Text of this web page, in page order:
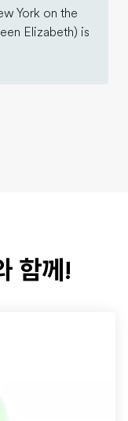
York on the
Elizabeth) is
함께!